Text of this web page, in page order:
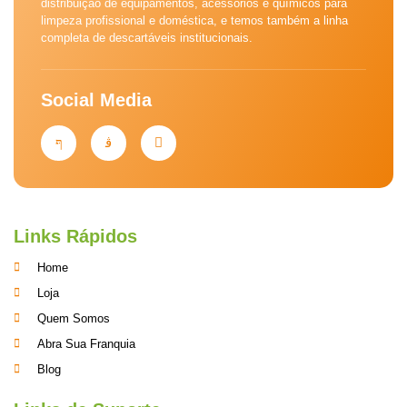
distribuição de equipamentos, acessórios e químicos para
limpeza profissional e doméstica, e temos também a linha
completa de descartáveis institucionais.
Social Media
Links Rápidos
Home
Loja
Quem Somos
Abra Sua Franquia
Blog